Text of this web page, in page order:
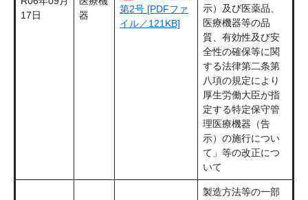
17日
器
第2号 [PDFファ
イル／121KB]
示）及び医薬品、
医療機器等の品
質、有効性及び安
全性の確保等に関
する法律第二条第
八項の規定により
厚生労働大臣が指
定する特定保守管
理医療機器（告
示）の施行につい
て」等の改正につ
いて
製造方法等の一部